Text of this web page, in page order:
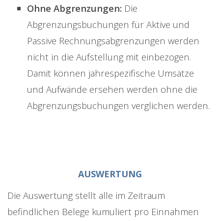
Ohne Abgrenzungen: Die
Abgrenzungsbuchungen für Aktive und
Passive Rechnungsabgrenzungen werden
nicht in die Aufstellung mit einbezogen.
Damit können jahrespezifische Umsätze
und Aufwände ersehen werden ohne die
Abgrenzungsbuchungen verglichen werden.
AUSWERTUNG
Die Auswertung stellt alle im Zeitraum
befindlichen Belege kumuliert pro Einnahmen